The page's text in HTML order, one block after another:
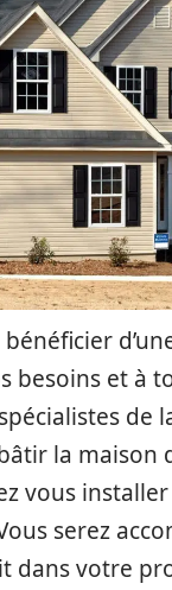
besoins et à
de
la maison
vous
serez
dans votre